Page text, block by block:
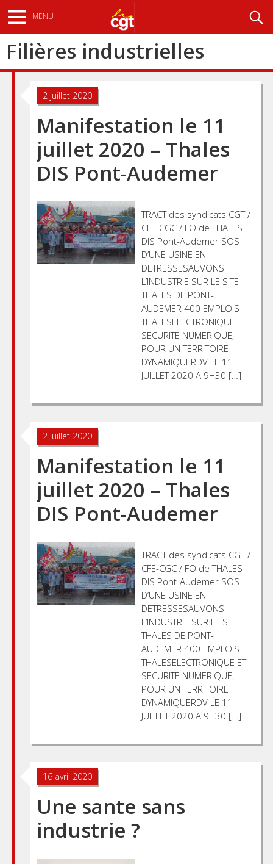
au
contenu
principal
MENU
Filières industrielles
2 juillet 2020
Manifestation le 11
juillet 2020 – Thales
DIS Pont-Audemer
TRACT des syndicats CGT /
CFE-CGC / FO de THALES
DIS Pont-Audemer SOS
D’UNE USINE EN
DETRESSESAUVONS
L’INDUSTRIE SUR LE SITE
THALES DE PONT-
AUDEMER 400 EMPLOIS
THALESELECTRONIQUE ET
SECURITE NUMERIQUE,
POUR UN TERRITOIRE
DYNAMIQUERDV LE 11
JUILLET 2020 A 9H30 […]
2 juillet 2020
Manifestation le 11
juillet 2020 – Thales
DIS Pont-Audemer
TRACT des syndicats CGT /
CFE-CGC / FO de THALES
DIS Pont-Audemer SOS
D’UNE USINE EN
DETRESSESAUVONS
L’INDUSTRIE SUR LE SITE
THALES DE PONT-
AUDEMER 400 EMPLOIS
THALESELECTRONIQUE ET
SECURITE NUMERIQUE,
POUR UN TERRITOIRE
DYNAMIQUERDV LE 11
JUILLET 2020 A 9H30 […]
16 avril 2020
Une sante sans
industrie ?